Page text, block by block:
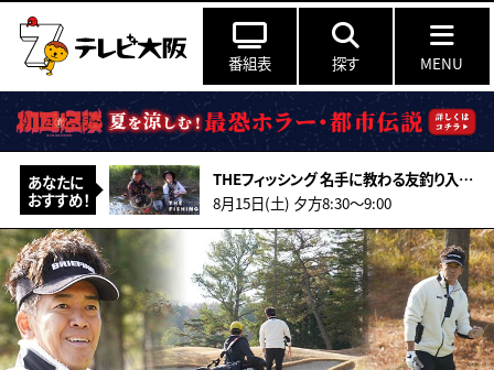
番組表 探す MENU
あなたに
おすすめ！
THEフィッシング 名手に教わる友釣り入門 島根の清流・高津川の鮎
8月15日(土) 夕方8:30～9:00